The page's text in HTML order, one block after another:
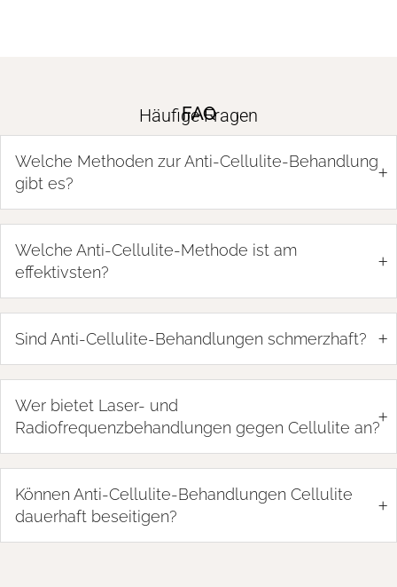
FAQ
Häufige Fragen
Welche Methoden zur Anti-Cellulite-Behandlung
gibt es?
+
Welche Anti-Cellulite-Methode ist am
effektivsten?
+
Sind Anti-Cellulite-Behandlungen schmerzhaft? +
Wer bietet Laser- und
Radiofrequenzbehandlungen gegen Cellulite an?+
Können Anti-Cellulite-Behandlungen Cellulite
dauerhaft beseitigen?
+